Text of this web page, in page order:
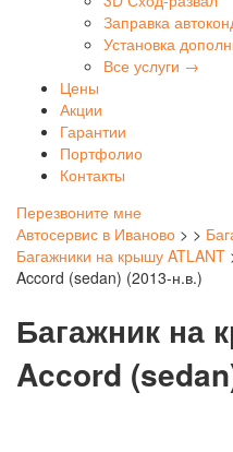
Заправка
Установка
Все услуги →
Цены
Акции
Гарантии
Портфолио
Контакты
Перезвоните мне
Автосервис в Иваново > >
Багажники на крышу ATLANT
Accord (sedan) (2013-н.в.)
Багажник на
Accord